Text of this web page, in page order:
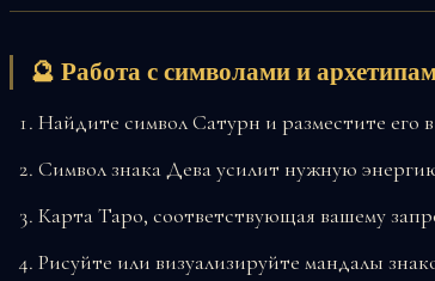
🔮 Работа с символами и
Найдите символ Сатурн и разместите его
Символ знака Дева усилит нужную
Карта Таро, соответствующая вашему
Рисуйте или визуализируйте мандалы